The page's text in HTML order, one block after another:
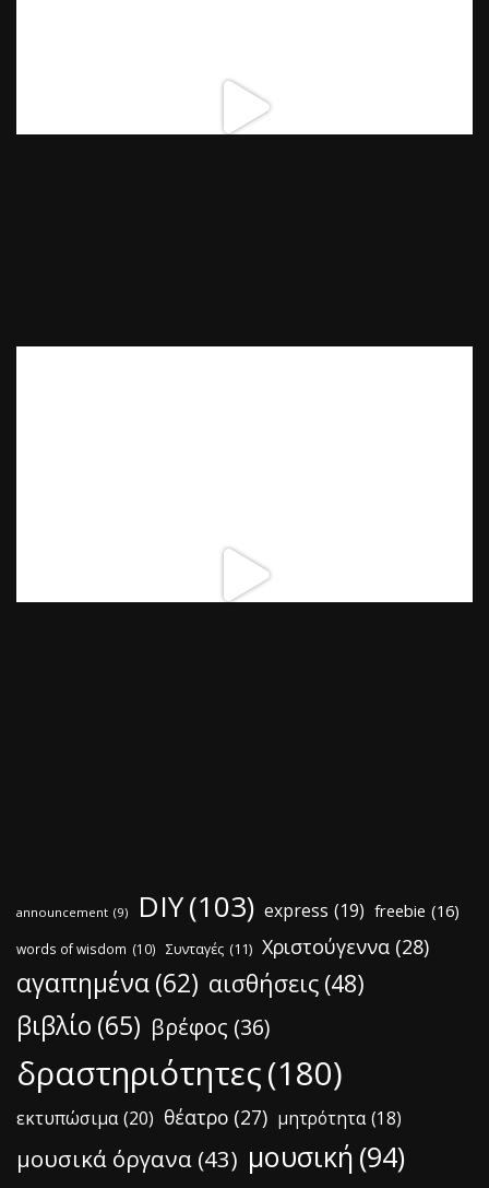
announcement (9) DIY(103) express (19) freebie (16)
words of wisdom (10) Συνταγές (11) Χριστούγεννα (28)
αγαπημένα(62) αισθήσεις (48)
βιβλίο (65) βρέφος (36)
δραστηριότητες(180)
εκτυπώσιμα (20) θέατρο (27) μητρότητα (18)
μουσικά όργανα (43) μουσική (94)